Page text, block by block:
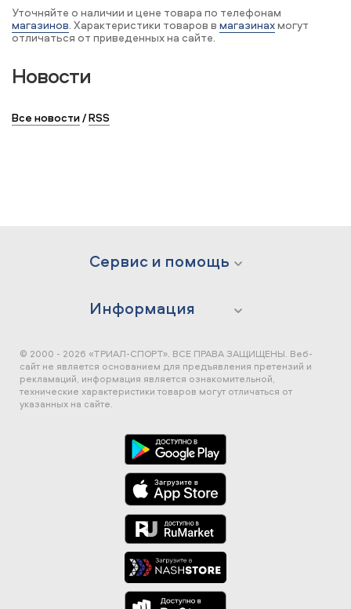
Уточняйте о наличии и цене товара по телефонам
магазинов. Характеристики товаров в магазинахмогут
отличаться от приведенных на сайте.
Новости
Все новости/RSS
Сервис и помощь
Информация
© 2000 - 2026 «ТРИАЛ-СПОРТ». ВСЕ ПРАВА ЗАЩИЩЕНЫ. Веб-
сайт не является основанием для предъявления претензий и
рекламаций, информация является ознакомительной,
технические характеристики товаров могут отличаться от
указанных на сайте.